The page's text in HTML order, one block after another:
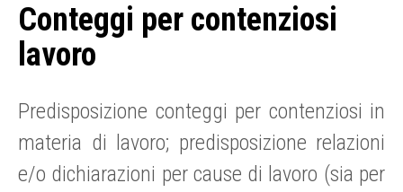
Conteggi per contenziosi
lavoro
Predisposizione conteggi per contenziosi in
materia di lavoro; predisposizione relazioni
e/o dichiarazioni per cause di lavoro (sia per